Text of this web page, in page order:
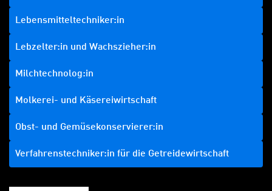
Lebensmitteltechniker:in
Lebzelter:in und Wachszieher:in
Milchtechnolog:in
Molkerei- und Käsereiwirtschaft
Obst- und Gemüsekonservierer:in
Verfahrenstechniker:in für die Getreidewirtschaft